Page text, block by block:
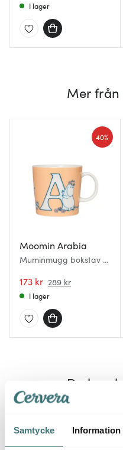
Samtycke Information
I lager
Mer från
Moomin Arabia
Muminmugg bokstav A
173 kr 289 kr
40%
I lager
Du
25%